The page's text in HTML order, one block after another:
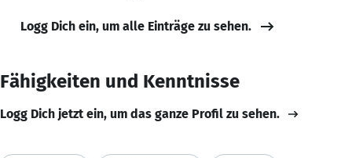
Logg Dich ein, um alle Einträge zu sehen.
Fähigkeiten und Kenntnisse
Logg Dich jetzt ein, um das ganze Profil zu sehen.